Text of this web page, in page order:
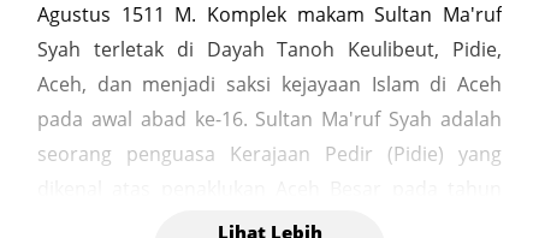
Agustus 1511 M. Komplek makam Sultan Ma'ruf
Syah terletak di Dayah Tanoh Keulibeut, Pidie,
Aceh, dan menjadi saksi kejayaan Islam di Aceh
pada awal abad ke-16. Sultan Ma'ruf Syah adalah
seorang penguasa Kerajaan Pedir (Pidie) yang
1497 dan wafat pada malam Ahad, 22 Jumadil Akhir